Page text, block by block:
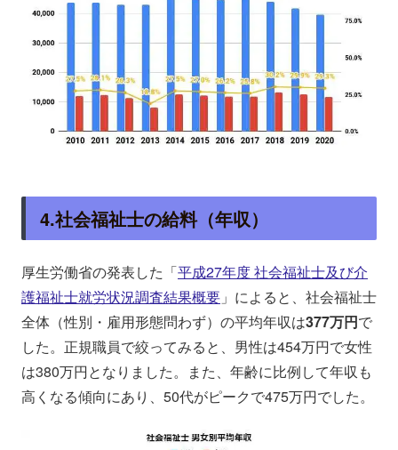
4.社会福祉士の給料（年収）
厚生労働省の発表した「平成27年度 社会福祉士及び介
護福祉士就労状況調査結果概要 」によると、社会福祉士
全体（性別・雇用形態問わず）の平均年収は377万円で
した。正規職員で絞ってみると、男性は454万円で女性
は380万円となりました。また、年齢に比例して年収も
高くなる傾向にあり、50代がピークで475万円でした。